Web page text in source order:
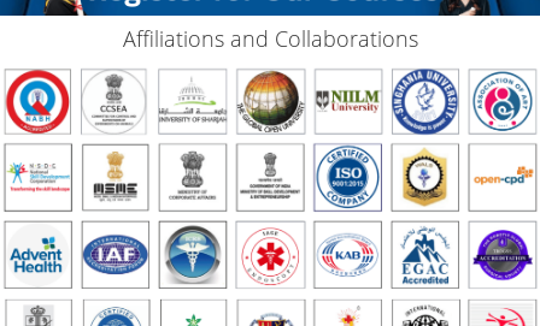
Affiliations and Collaborations